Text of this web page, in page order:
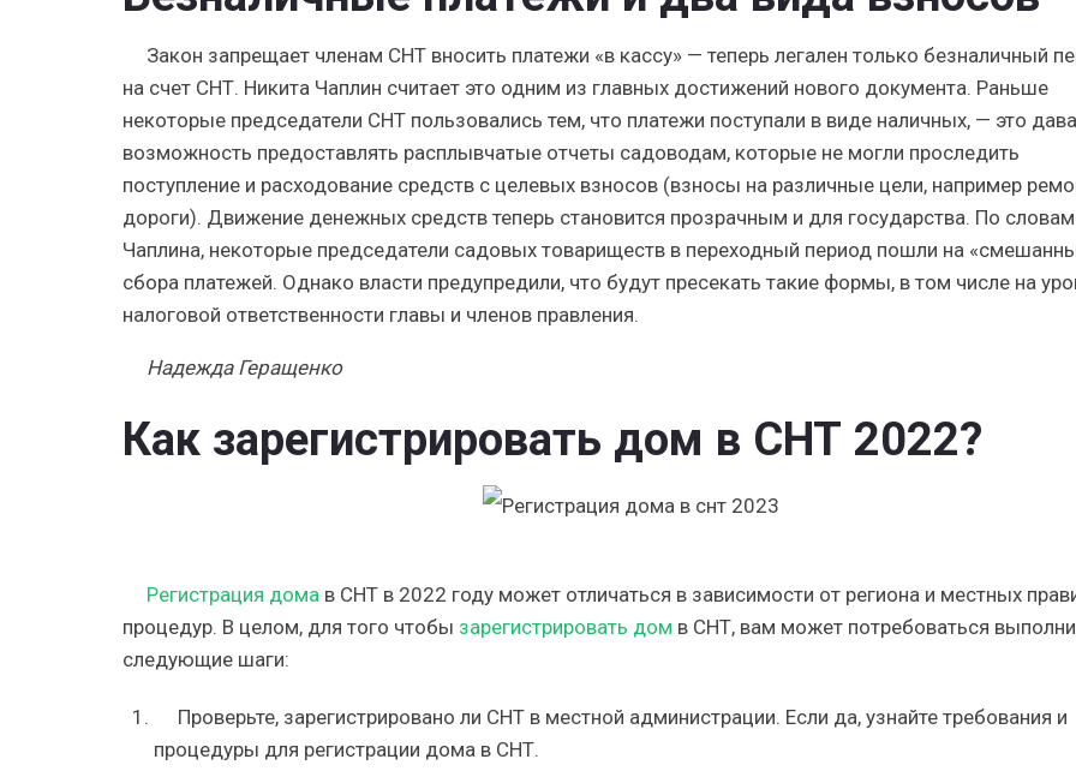
Закон запрещает членам СНТ вносить платежи «в кассу» — теперь легален только безналичный
на счет СНТ. Никита Чаплин считает это одним из главных достижений нового документа. Раньше
некоторые председатели СНТ пользовались тем, что платежи поступали в виде наличных, — это
возможность предоставлять расплывчатые отчеты садоводам, которые не могли проследить
поступление и расходование средств с целевых взносов (взносы на различные цели, например
дороги). Движение денежных средств теперь становится прозрачным и для государства. По словам
Чаплина, некоторые председатели садовых товариществ в переходный период пошли на
сбора платежей. Однако власти предупредили, что будут пресекать такие формы, в том числе на
налоговой ответственности главы и членов правления.
Надежда Геращенко
Как зарегистрировать дом в СНТ 2022?
Регистрация дома в СНТ в 2022 году может отличаться в зависимости от региона и местных
процедур. В целом, для того чтобы зарегистрировать дом в СНТ, вам может потребоваться
следующие шаги:
Проверьте, зарегистрировано ли СНТ в местной администрации. Если да, узнайте требования и
процедуры для регистрации дома в СНТ.